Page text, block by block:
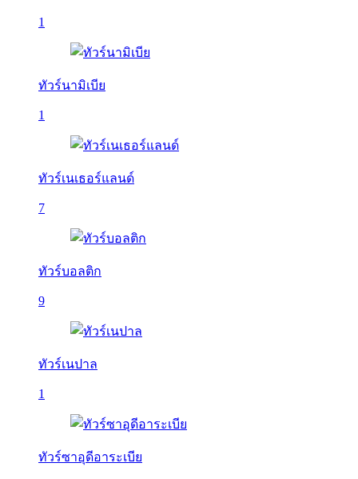
1
ทัวร์นามิเบีย
1
ทัวร์เนเธอร์แลนด์
7
ทัวร์บอลติก
9
ทัวร์เนปาล
1
ทัวร์ซาอุดีอาระเบีย